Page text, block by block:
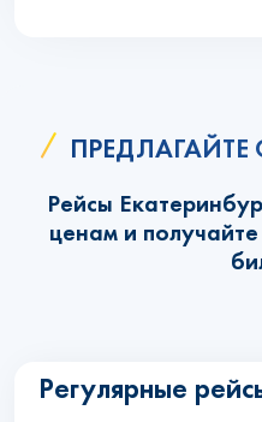
Рейсы
ценам и
Регулярные